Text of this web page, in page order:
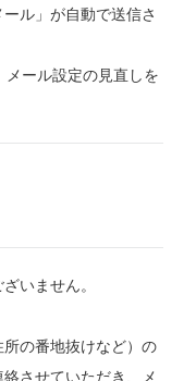
ル」が自動で送信さ
ール設定の見直しを
いません。
の番地抜けなど）の
させていただき、メ